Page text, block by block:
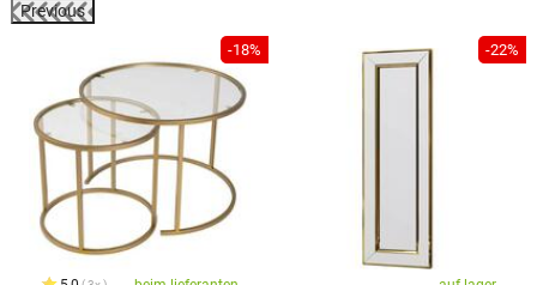
Previous
-18% -22%